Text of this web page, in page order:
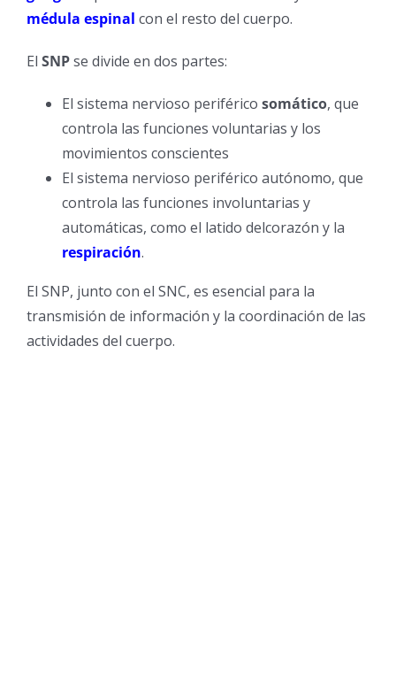
médula espinal con el resto del cuerpo.
El SNPse divide en dos partes:
El sistema nervioso periférico somático, que
controla las funciones voluntarias y los
movimientos conscientes
El sistema nervioso periférico autónomo, que
controla las funciones involuntarias y
automáticas, como el latido delcorazón y la
respiración.
El SNP, junto con el SNC, es esencial para la
transmisión de información y la coordinación de las
actividades del cuerpo.